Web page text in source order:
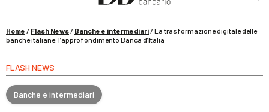
La riforma del sistema sanzionatorio del TUF
Home / Flash News/ Banche e intermediari/La trasformazione digitale delle
banche italiane: l’approfondimento Banca d’Italia
FLASH NEWS
Banche e intermediari